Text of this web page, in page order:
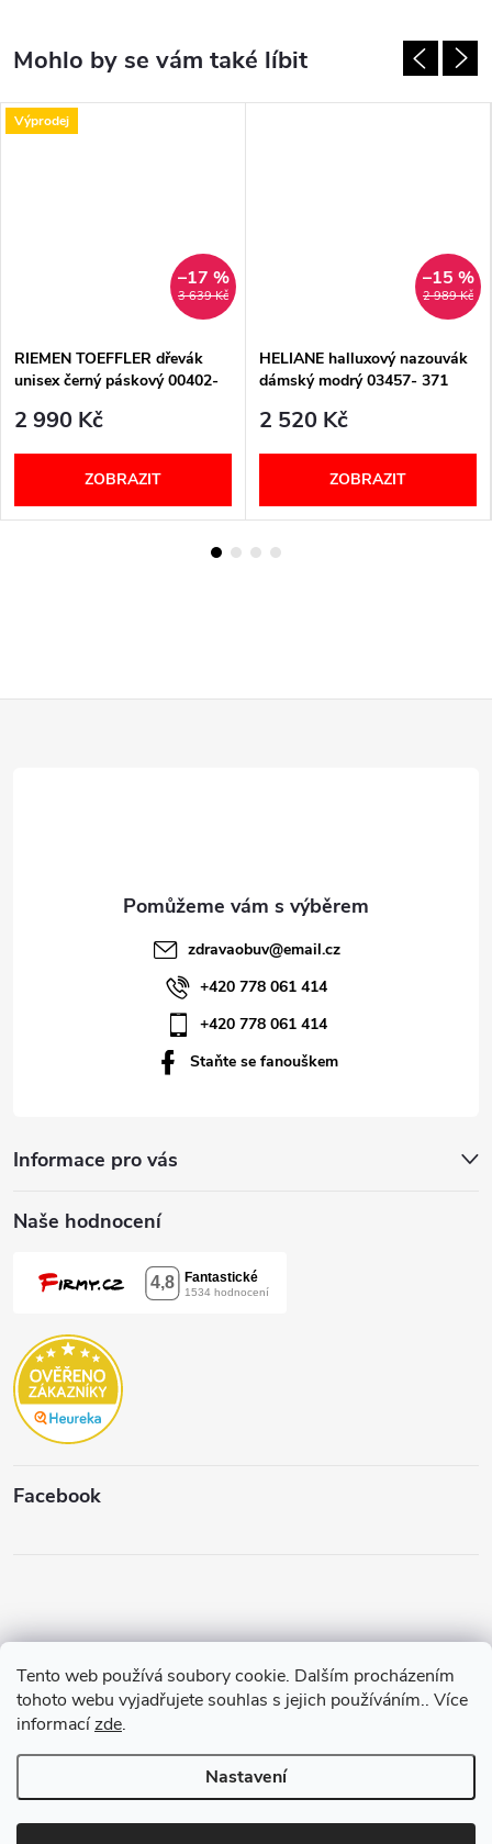
Tento web používá soubory cookie. Dalším procházením
tohoto webu vyjadřujete souhlas s jejich používáním.. Více
informacízde.
Nastavení
Výprodej
3 639 Kč
–17 %
RIEMEN TOEFFLER dřevák
unisex černý páskový 00402-
2 990 Kč
ZOBRAZIT
2 989 Kč
–15 %
HELIANE halluxový nazouvák
dámský modrý 03457- 371
2 520 Kč
ZOBRAZIT
Informace pro vás
Naše hodnocení
Facebook
zdravaobuv@email.cz
+420 778 061 414
+420 778 061 414
Staňte se fanouškem
Vytvořil a spravuje Pohání Shoptet
Copyright 2026 Štěpánková & C. . Všechna práva vyhrazena.
Upravit
nastavení cookies